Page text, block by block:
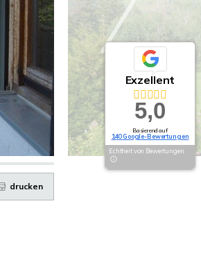
drucken
Exzellent
5,0
Basierend auf
140 Google-Bewertungen
Echtheit von Bewertungen